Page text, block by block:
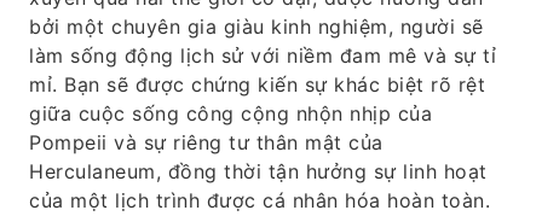
bởi một chuyên gia giàu kinh nghiệm, người sẽ
làm sống động lịch sử với niềm đam mê và sự tỉ
mỉ. Bạn sẽ được chứng kiến ​​sự khác biệt rõ rệt
giữa cuộc sống công cộng nhộn nhịp của
Pompeii và sự riêng tư thân mật của
Herculaneum, đồng thời tận hưởng sự linh hoạt
của một lịch trình được cá nhân hóa hoàn toàn.